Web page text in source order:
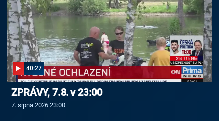
40:27
ZPRÁVY, 7.8. v 23:00
7. srpna 2026 23:00